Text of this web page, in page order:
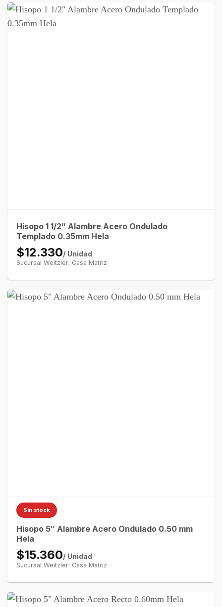
Hisopo 1 1/2″ Alambre Acero Ondulado
Templado 0.35mm Hela
$12.330/ Unidad
Sucursal Weitzler: Casa Matriz
Sin stock
Hisopo 5″ Alambre Acero Ondulado 0.50 mm
Hela
$15.360/ Unidad
Sucursal Weitzler: Casa Matriz